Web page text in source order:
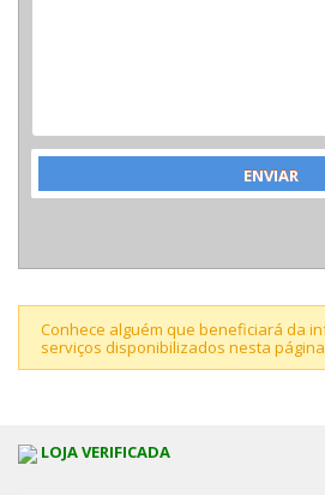
Conhece alguém que beneficiará da
serviços disponibilizados nesta
LOJA VERIFICADA